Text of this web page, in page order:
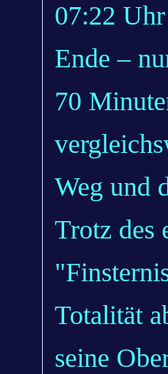
07:22
Ende –
70
Weg und
Trotz des
Totalität
seine